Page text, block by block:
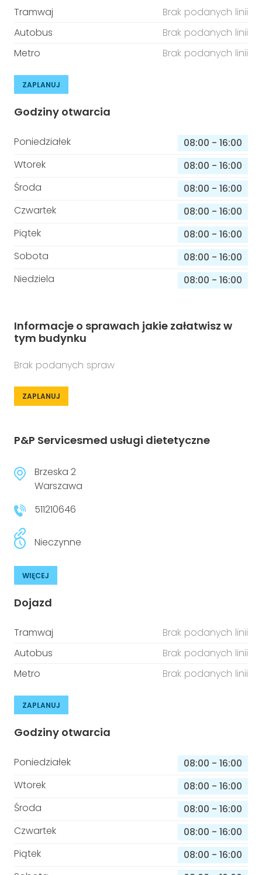
Tramwaj
Brak podanych linii
Autobus
Brak podanych linii
Metro
Brak podanych linii
ZAPLANUJ
Godziny otwarcia
Poniedziałek 08:00 - 16:00
Wtorek
08:00 - 16:00
Środa
08:00 - 16:00
Czwartek
08:00 - 16:00
Piątek
08:00 - 16:00
Sobota
08:00 - 16:00
Niedziela
08:00 - 16:00
Informacje o sprawach jakie załatwisz w
tym budynku
Brak podanych spraw
ZAPLANUJ
P&P Servicesmed usługi dietetyczne
Brzeska 2
Warszawa
511210646
Nieczynne
WIĘCEJ
Dojazd
Tramwaj
Brak podanych linii
Autobus
Brak podanych linii
Metro
Brak podanych linii
ZAPLANUJ
Godziny otwarcia
Poniedziałek 08:00 - 16:00
Wtorek
08:00 - 16:00
Środa
08:00 - 16:00
Czwartek
08:00 - 16:00
Piątek
08:00 - 16:00